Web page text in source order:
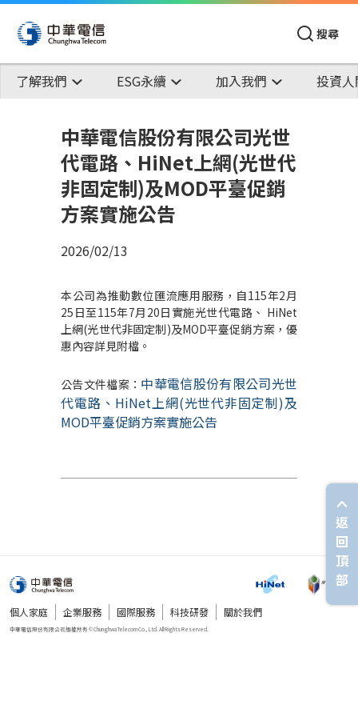
搜尋
了解我們 ESG永續 加入我們 投資
中華電信股份有限公司光世
代電路、HiNet上網(光世代
非固定制)及MOD平臺促銷
方案實施公告
2026/02/13
本公司為推動數位匯流應用服務，自115年2月
25日至115年7月20日實施光世代電路、 HiNet
上網(光世代非固定制)及MOD平臺促銷方案，優
惠內容詳見附檔。
公告文件檔案： 中華電信股份有限公司光世
代電路、HiNet上網(光世代非固定制)及
MOD平臺促銷方案實施公告
個人家庭 企業服務 國際服務 科技研發 關於我們
返
回
頂
部